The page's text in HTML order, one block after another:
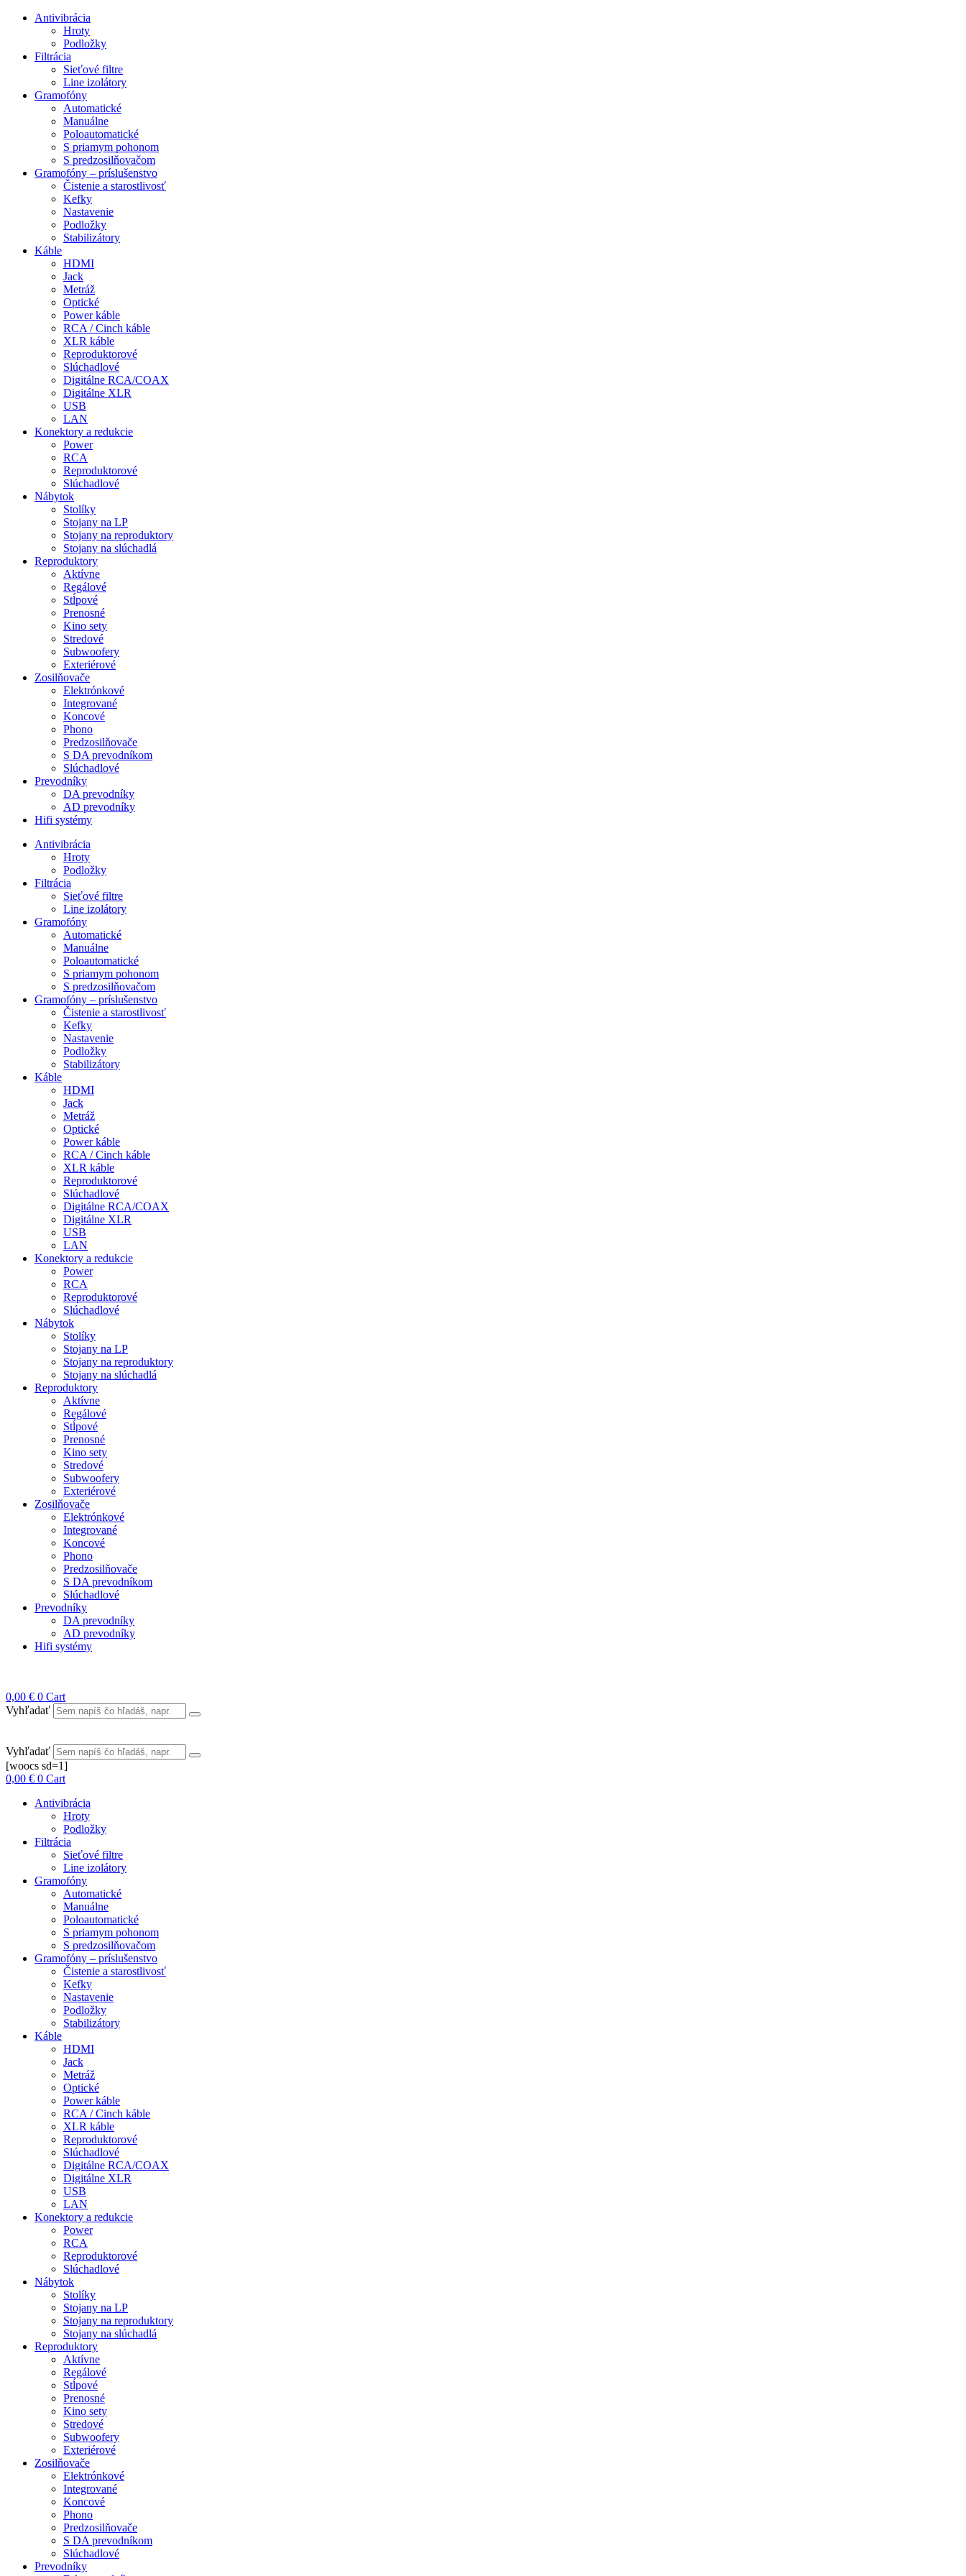
PreskočiťAntivibrácia
Hroty
Podložky
Filtrácia
Sieťové filtre
Line izolátory
Gramofóny
Automatické
Manuálne
Poloautomatické
S priamym pohonom
S predzosilňovačom
Gramofóny – príslušenstvo
Čistenie a starostlivosť
Kefky
Nastavenie
Podložky
Stabilizátory
Káble
HDMI
Jack
Metráž
Optické
Power káble
RCA / Cinch káble
XLR káble
Reproduktorové
Slúchadlové
Digitálne RCA/COAX
Digitálne XLR
USB
LAN
Konektory a redukcie
Power
RCA
Reproduktorové
Slúchadlové
Nábytok
Stolíky
Stojany na LP
Stojany na reproduktory
Stojany na slúchadlá
Reproduktory
Aktívne
Regálové
Stĺpové
Prenosné
Kino sety
Stredové
Subwoofery
Exteriérové
Zosilňovače
Elektrónkové
Integrované
Koncové
Phono
Predzosilňovače
S DA prevodníkom
Slúchadlové
Prevodníky
DA prevodníky
AD prevodníky
Hifi systémy
Antivibrácia
Hroty
Podložky
Filtrácia
Sieťové filtre
Line izolátory
Gramofóny
Automatické
Manuálne
Poloautomatické
S priamym pohonom
S predzosilňovačom
Gramofóny – príslušenstvo
Čistenie a starostlivosť
Kefky
Nastavenie
Podložky
Stabilizátory
Káble
HDMI
Jack
Metráž
Optické
Power káble
RCA / Cinch káble
XLR káble
Reproduktorové
Slúchadlové
Digitálne RCA/COAX
Digitálne XLR
USB
LAN
Konektory a redukcie
Power
RCA
Reproduktorové
Slúchadlové
Nábytok
Stolíky
Stojany na LP
Stojany na reproduktory
Stojany na slúchadlá
Reproduktory
Aktívne
Regálové
Stĺpové
Prenosné
Kino sety
Stredové
Subwoofery
Exteriérové
Zosilňovače
Elektrónkové
Integrované
Koncové
Phono
Predzosilňovače
S DA prevodníkom
Slúchadlové
Prevodníky
DA prevodníky
AD prevodníky
Hifi systémy
0,00 € 0 Cart
Vyhľadať
Vyhľadať
[woocs sd=1]
0,00 € 0 Cart
Antivibrácia
Hroty
Podložky
Filtrácia
Sieťové filtre
Line izolátory
Gramofóny
Automatické
Manuálne
Poloautomatické
S priamym pohonom
S predzosilňovačom
Gramofóny – príslušenstvo
Čistenie a starostlivosť
Kefky
Nastavenie
Podložky
Stabilizátory
Káble
HDMI
Jack
Metráž
Optické
Power káble
RCA / Cinch káble
XLR káble
Reproduktorové
Slúchadlové
Digitálne RCA/COAX
Digitálne XLR
USB
LAN
Konektory a redukcie
Power
RCA
Reproduktorové
Slúchadlové
Nábytok
Stolíky
Stojany na LP
Stojany na reproduktory
Stojany na slúchadlá
Reproduktory
Aktívne
Regálové
Stĺpové
Prenosné
Kino sety
Stredové
Subwoofery
Exteriérové
Zosilňovače
Elektrónkové
Integrované
Koncové
Phono
Predzosilňovače
S DA prevodníkom
Slúchadlové
Prevodníky